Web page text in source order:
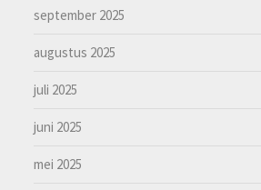
september 2025
augustus 2025
juli 2025
juni 2025
mei 2025